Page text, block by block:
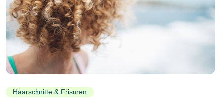
Haarschnitte & Frisuren